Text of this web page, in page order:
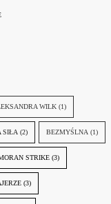
WILK (1)
SIŁA (2) BEZMYŚLNA (1)
STRIKE (3)
(3)